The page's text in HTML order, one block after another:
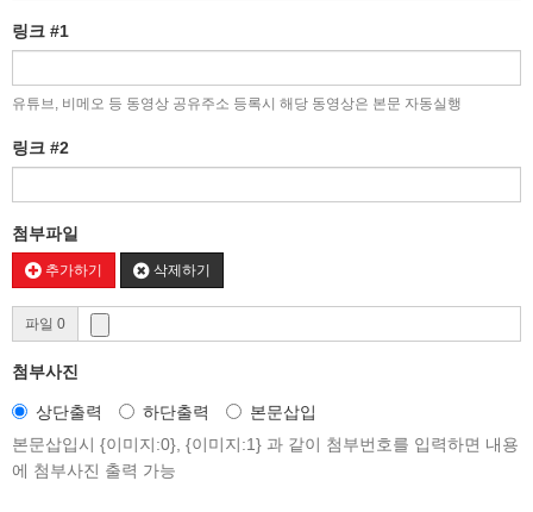
링크 #1
유튜브, 비메오 등 동영상 공유주소 등록시 해당 동영상은 본문 자동실행
링크 #2
첨부파일
추가하기 삭제하기
파일 0
첨부사진
상단출력 하단출력
본문삽입
본문삽입시 {이미지:0}, {이미지:1} 과 같이 첨부번호를 입력하면 내용
에 첨부사진 출력 가능